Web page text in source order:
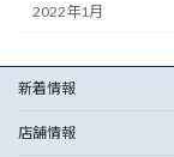
2022年1月
新着情報
店舗情報